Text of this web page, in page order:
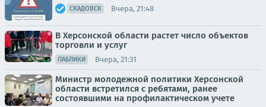
СКАДОВСК Вчера, 21:48
В Херсонской области растет число объектов
торговли и услуг
ПАБЛИКИ Вчера, 21:31
Министр молодежной политики Херсонской
области встретился с ребятами, ранее
состоявшими на профилактическом учете